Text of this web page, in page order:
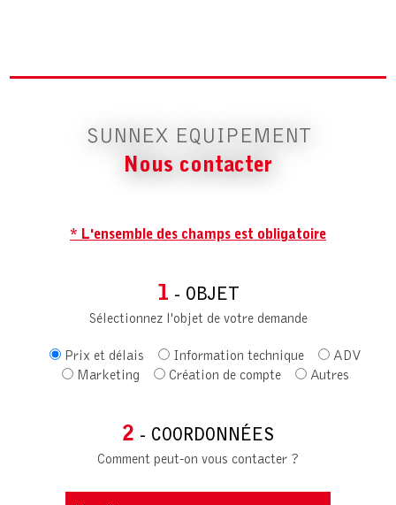
SUNNEX EQUIPEMENT
Nous contacter
* L'ensemble des champs est obligatoire
1 - OBJET
Sélectionnez l'objet de votre demande
Prix et délais Information technique
ADV
Marketing
Création de compte Autres
2 - COORDONNÉES
Comment peut-on vous contacter ?